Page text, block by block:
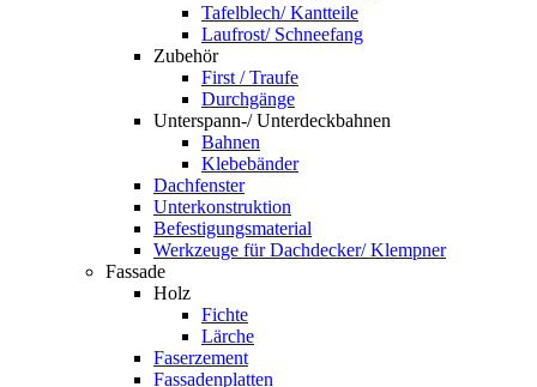
Tafelblech/ Kantteile
Laufrost/ Schneefang
Zubehör
First / Traufe
Durchgänge
Unterspann-/ Unterdeckbahnen
Bahnen
Klebebänder
Dachfenster
Unterkonstruktion
Befestigungsmaterial
Werkzeuge für Dachdecker/ Klempner
Fassade
Holz
Fichte
Lärche
Faserzement
Fassadenplatten